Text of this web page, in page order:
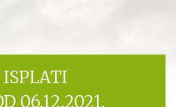
ISPLATI
06.12.2021.